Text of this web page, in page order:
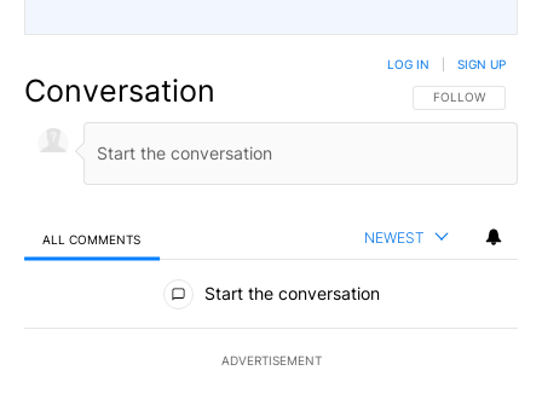
Conversation FOLLOW THIS
FOLLOW
LOG IN SIGN UP
ALL COMMENTS NEWEST
All Comments
Start the conversation
ADVERTISEMENT